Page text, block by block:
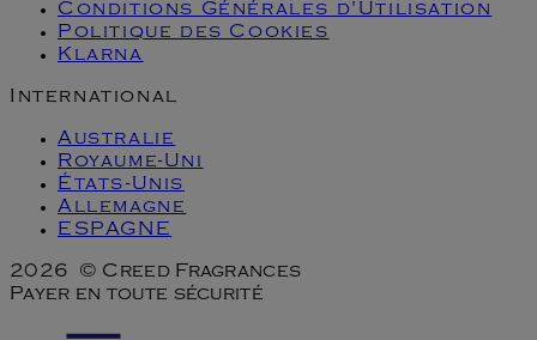
Conditions Générales d'Utilisation
Politique des Cookies
Klarna
International
Australie
Royaume-Uni
États-Unis
Allemagne
ESPAGNE
2026 © Creed Fragrances
Payer en toute sécurité